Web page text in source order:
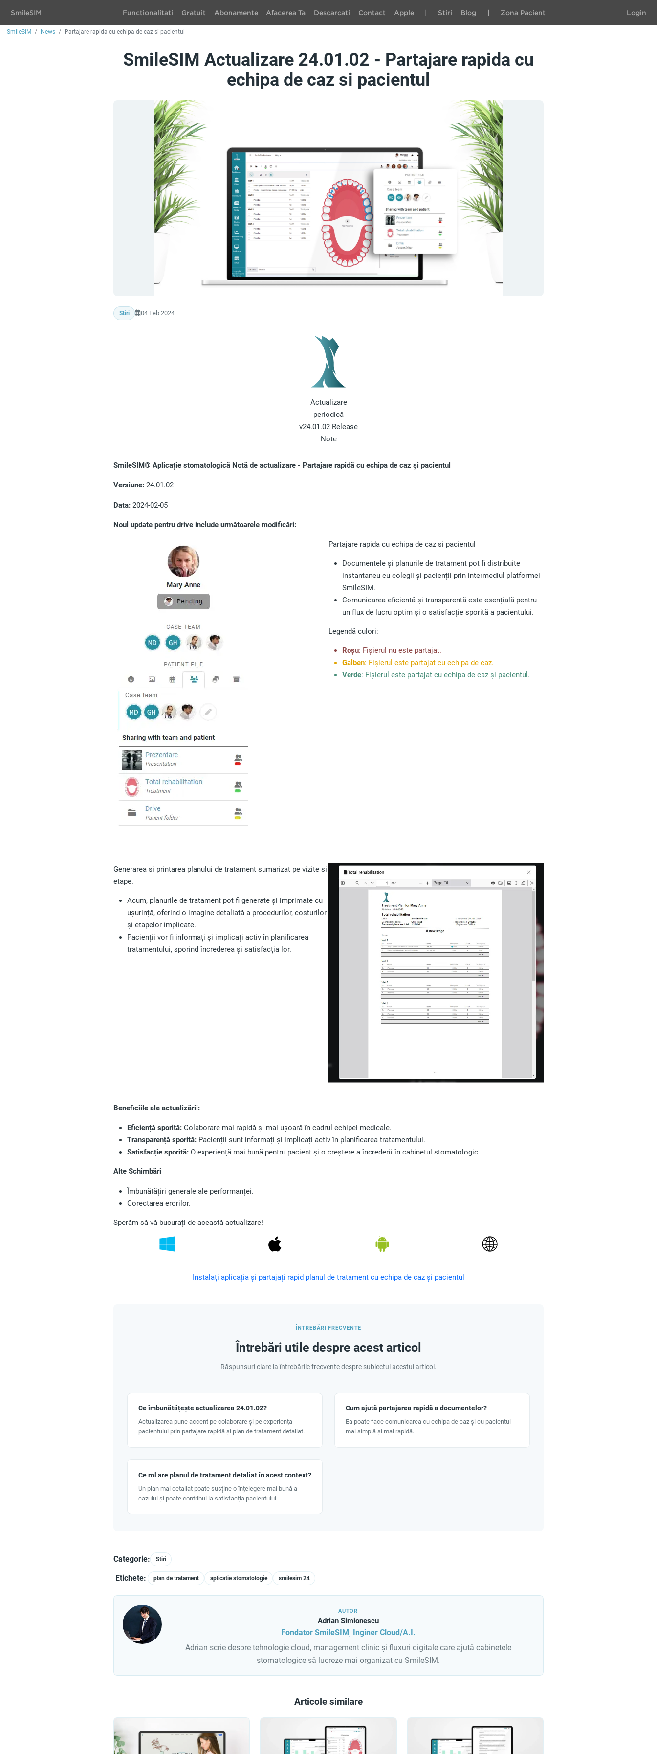
SmileSIM Functionalitati Gratuit Abonamente Afacerea Ta Descarcati Contact Apple | Stiri Blog | Zona Pacient Login
SmileSIM News Partajare rapida cu echipa de caz si pacientul
SmileSIM Actualizare 24.01.02 - Partajare rapida cu
echipa de caz si pacientul
Stiri 04 Feb 2024
Actualizare
periodică
v24.01.02 Release
Note
SmileSIM® Aplicație stomatologică Notă de actualizare - Partajare rapidă cu echipa de caz și pacientul
Versiune: 24.01.02
Data: 2024-02-05
Noul update pentru drive include următoarele modificări:
Partajare rapida cu echipa de caz si pacientul
Documentele și planurile de tratament pot fi distribuite
instantaneu cu colegii și pacienții prin intermediul platformei
SmileSIM.
Comunicarea eficientă și transparentă este esențială pentru
un flux de lucru optim și o satisfacție sporită a pacientului.
Legendă culori:
Roșu: Fișierul nu este partajat.
Galben: Fișierul este partajat cu echipa de caz.
Verde: Fișierul este partajat cu echipa de caz și pacientul.
Generarea si printarea planului de tratament sumarizat pe vizite si
etape.
Acum, planurile de tratament pot fi generate și imprimate cu
ușurință, oferind o imagine detaliată a procedurilor, costurilor
și etapelor implicate.
Pacienții vor fi informați și implicați activ în planificarea
tratamentului, sporind încrederea și satisfacția lor.
Beneficiile ale actualizării:
Eficiență sporită: Colaborare mai rapidă și mai ușoară în cadrul echipei medicale.
Transparență sporită: Pacienții sunt informați și implicați activ în planificarea tratamentului.
Satisfacție sporită: O experiență mai bună pentru pacient și o creștere a încrederii în cabinetul stomatologic.
Alte Schimbări
Îmbunătățiri generale ale performanței.
Corectarea erorilor.
Sperăm să vă bucurați de această actualizare!
Instalați aplicația și partajați rapid planul de tratament cu echipa de caz și pacientul
ÎNTREBĂRI FRECVENTE
Întrebări utile despre acest articol
Răspunsuri clare la întrebările frecvente despre subiectul acestui articol.
Ce îmbunătățește actualizarea 24.01.02?
Actualizarea pune accent pe colaborare și pe experiența
pacientului prin partajare rapidă și plan de tratament detaliat.
Cum ajută partajarea rapidă a documentelor?
Ea poate face comunicarea cu echipa de caz și cu pacientul
mai simplă și mai rapidă.
Ce rol are planul de tratament detaliat în acest context?
Un plan mai detaliat poate susține o înțelegere mai bună a
cazului și poate contribui la satisfacția pacientului.
Categorie: Stiri
Etichete: plan de tratament aplicatie stomatologie smilesim 24
AUTOR
Adrian Simionescu
Fondator SmileSIM, Inginer Cloud/A.I.
Adrian scrie despre tehnologie cloud, management clinic și fluxuri digitale care ajută cabinetele
stomatologice să lucreze mai organizat cu SmileSIM.
Articole similare